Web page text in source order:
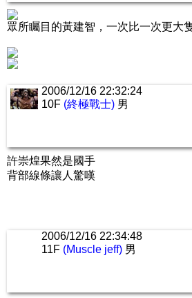
眾所矚目的黃建智，一次比一次更大
2006/12/16 22:32:24
10F (終極戰士) 男
許崇煌果然是國手
背部線條讓人驚嘆
2006/12/16 22:34:48
11F (Muscle jeff) 男